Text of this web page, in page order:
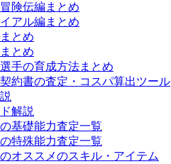
険伝編まとめ
アル編まとめ
とめ
とめ
手の育成方法まとめ
約書の査定・コスパ算出ツール
解説
基礎能力査定一覧
特殊能力査定一覧
オススメのスキル・アイテム